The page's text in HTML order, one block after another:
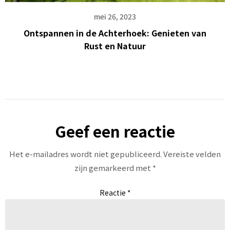
mei 26, 2023
Ontspannen in de Achterhoek: Genieten van
Rust en Natuur
Geef een reactie
Het e-mailadres wordt niet gepubliceerd.Vereiste velden
zijn gemarkeerd met *
Reactie *